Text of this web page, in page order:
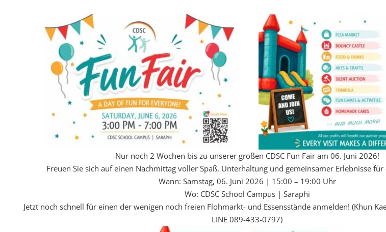
Nur noch 2 Wochen bis zu unserer großen CDSC Fun Fair am 06. Juni 2026!
Freuen Sie sich auf einen Nachmittag voller Spaß, Unterhaltung und gemeinsamer Erlebnisse für
Wann: Samstag, 06. Juni 2026 | 15:00 – 19:00 Uhr
Wo: CDSC School Campus | Saraphi
Jetzt noch schnell für einen der wenigen noch freien Flohmarkt- und Essensstände anmelden! (Khun
LINE 089-433-0797)